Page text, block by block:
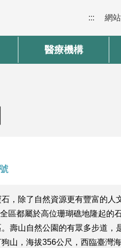
::: 網
醫療機構
，除了自然資源更有豐富的
區都屬於高位珊瑚礁地隆起
壽山自然公園的有眾多步道
山，海拔356公尺，西臨臺灣